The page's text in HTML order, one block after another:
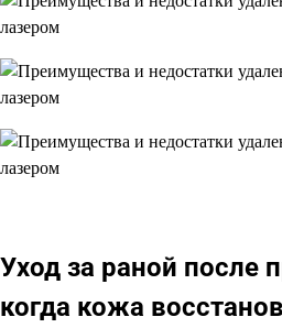
Уход за раной после
когда кожа